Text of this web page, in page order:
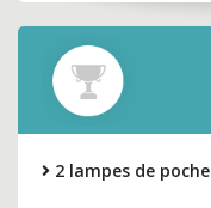
2 lampes de poche